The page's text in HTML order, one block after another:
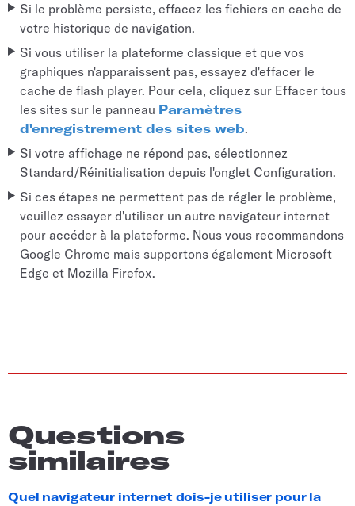
Si le problème persiste, effacez les fichiers en cache de
votre historique de navigation.
Si vous utiliser la plateforme classique et que vos
graphiques n'apparaissent pas, essayez d'effacer le
cache de flash player. Pour cela, cliquez sur Effacer tous
les sites sur le panneau Paramètres
d'enregistrement des sites web.
Si votre affichage ne répond pas, sélectionnez
Standard/Réinitialisation depuis l'onglet Configuration.
Si ces étapes ne permettent pas de régler le problème,
veuillez essayer d'utiliser un autre navigateur internet
pour accéder à la plateforme. Nous vous recommandons
Google Chrome mais supportons également Microsoft
Edge et Mozilla Firefox.
Questions
similaires
Quel navigateur internet dois-je utiliser pour la